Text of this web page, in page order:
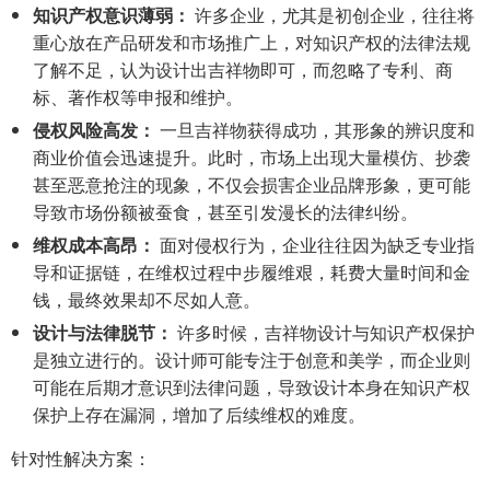
知识产权意识薄弱： 许多企业，尤其是初创企业，往往将
重心放在产品研发和市场推广上，对知识产权的法律法规
了解不足，认为设计出吉祥物即可，而忽略了专利、商
标、著作权等申报和维护。
侵权风险高发： 一旦吉祥物获得成功，其形象的辨识度和
商业价值会迅速提升。此时，市场上出现大量模仿、抄袭
甚至恶意抢注的现象，不仅会损害企业品牌形象，更可能
导致市场份额被蚕食，甚至引发漫长的法律纠纷。
维权成本高昂： 面对侵权行为，企业往往因为缺乏专业指
导和证据链，在维权过程中步履维艰，耗费大量时间和金
钱，最终效果却不尽如人意。
设计与法律脱节： 许多时候，吉祥物设计与知识产权保护
是独立进行的。设计师可能专注于创意和美学，而企业则
可能在后期才意识到法律问题，导致设计本身在知识产权
保护上存在漏洞，增加了后续维权的难度。
针对性解决方案：